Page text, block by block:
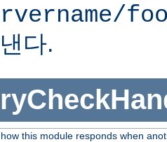
다.
this module responds when